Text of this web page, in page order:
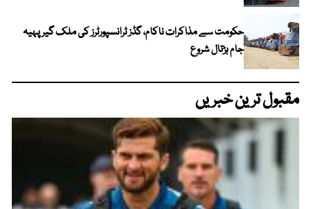
حکومت سے مذاکرات ناکام، گڈز ٹرانسپورٹرز کی ملک گیر پہیہ
جام ہڑتال شروع
مقبول ترین خبریں